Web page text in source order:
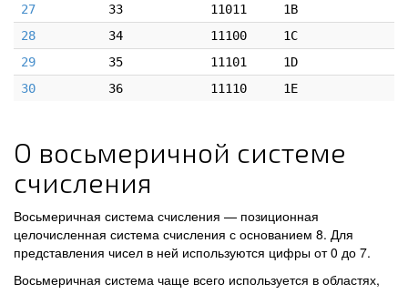
27
33 11011
1B
28
34 11100
1C
29
35 11101
1D
30
36 11110 1E
О восьмеричной системе
счисления
Восьмеричная система счисления — позиционная
целочисленная система счисления с основанием 8. Для
представления чисел в ней используются цифры от 0 до 7.
Восьмеричная система чаще всего используется в областях,